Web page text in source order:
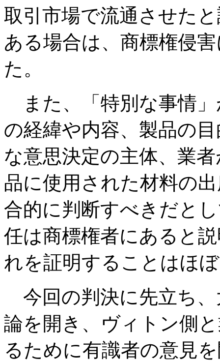
取引市場で流通させた
ある場合は、商標権侵
た。
また、「特別な事情
の経緯や内容、製品の
な意思決定の主体、業
品に使用された材料の
合的に判断すべきだと
任は商標権者にあると
れを証明することはほ
今回の判決に先立ち、
論を開き、ヴィトン側
るために有識者の意見